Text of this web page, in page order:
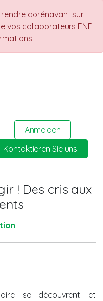
dorénavant sur
vos collaborateurs ENF
Anmelden
Kontaktieren Sie uns
! Des cris aux
se découvrent et